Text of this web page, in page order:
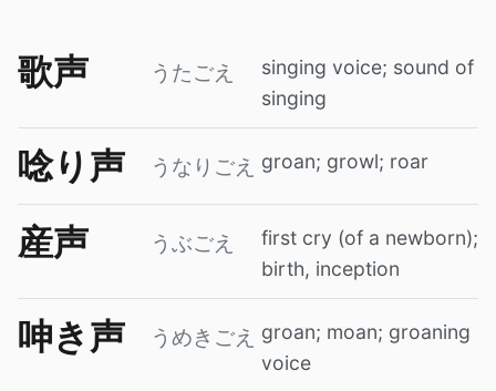
歌声 うたごえ
singing voice; sound of
singing
唸り声 うなりごえ groan; growl; roar
産声 うぶごえ
first cry (of a newborn);
birth, inception
呻き声 うめきごえ groan; moan; groaning
voice